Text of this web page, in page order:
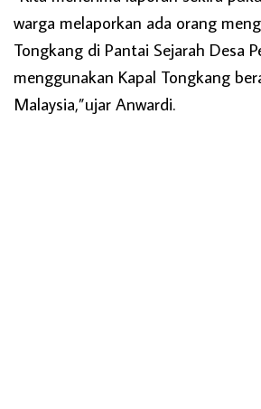
warga melaporkan ada orang
Tongkang di Pantai Sejarah Desa
menggunakan Kapal Tongkang
Malaysia,”ujar Anwardi.